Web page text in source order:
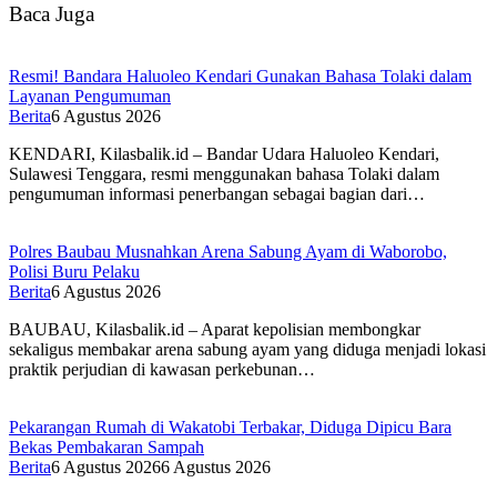
Baca Juga
Resmi! Bandara Haluoleo Kendari Gunakan Bahasa Tolaki dalam
Layanan Pengumuman
Berita6 Agustus 2026
KENDARI, Kilasbalik.id – Bandar Udara Haluoleo Kendari,
Sulawesi Tenggara, resmi menggunakan bahasa Tolaki dalam
pengumuman informasi penerbangan sebagai bagian dari…
Polres Baubau Musnahkan Arena Sabung Ayam di Waborobo,
Polisi Buru Pelaku
Berita6 Agustus 2026
BAUBAU, Kilasbalik.id – Aparat kepolisian membongkar
sekaligus membakar arena sabung ayam yang diduga menjadi lokasi
praktik perjudian di kawasan perkebunan…
Pekarangan Rumah di Wakatobi Terbakar, Diduga Dipicu Bara
Bekas Pembakaran Sampah
Berita6 Agustus 20266 Agustus 2026